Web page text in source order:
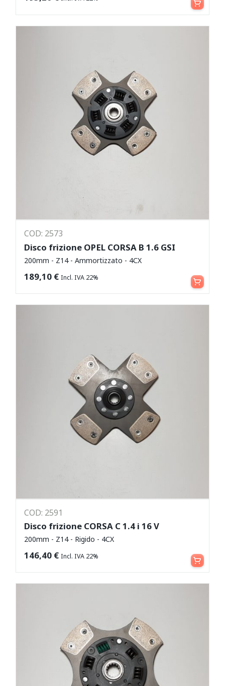
COD: 2573
Disco frizione OPEL CORSA B 1.6 GSI
200mm - Z14 - Ammortizzato - 4CX
189,10 € Incl. IVA 22% Aggiungi al carrello
COD: 2591
Disco frizione CORSA C 1.4 i 16 V
200mm - Z14 - Rigido - 4CX
146,40 € Incl. IVA 22% Aggiungi al carrello